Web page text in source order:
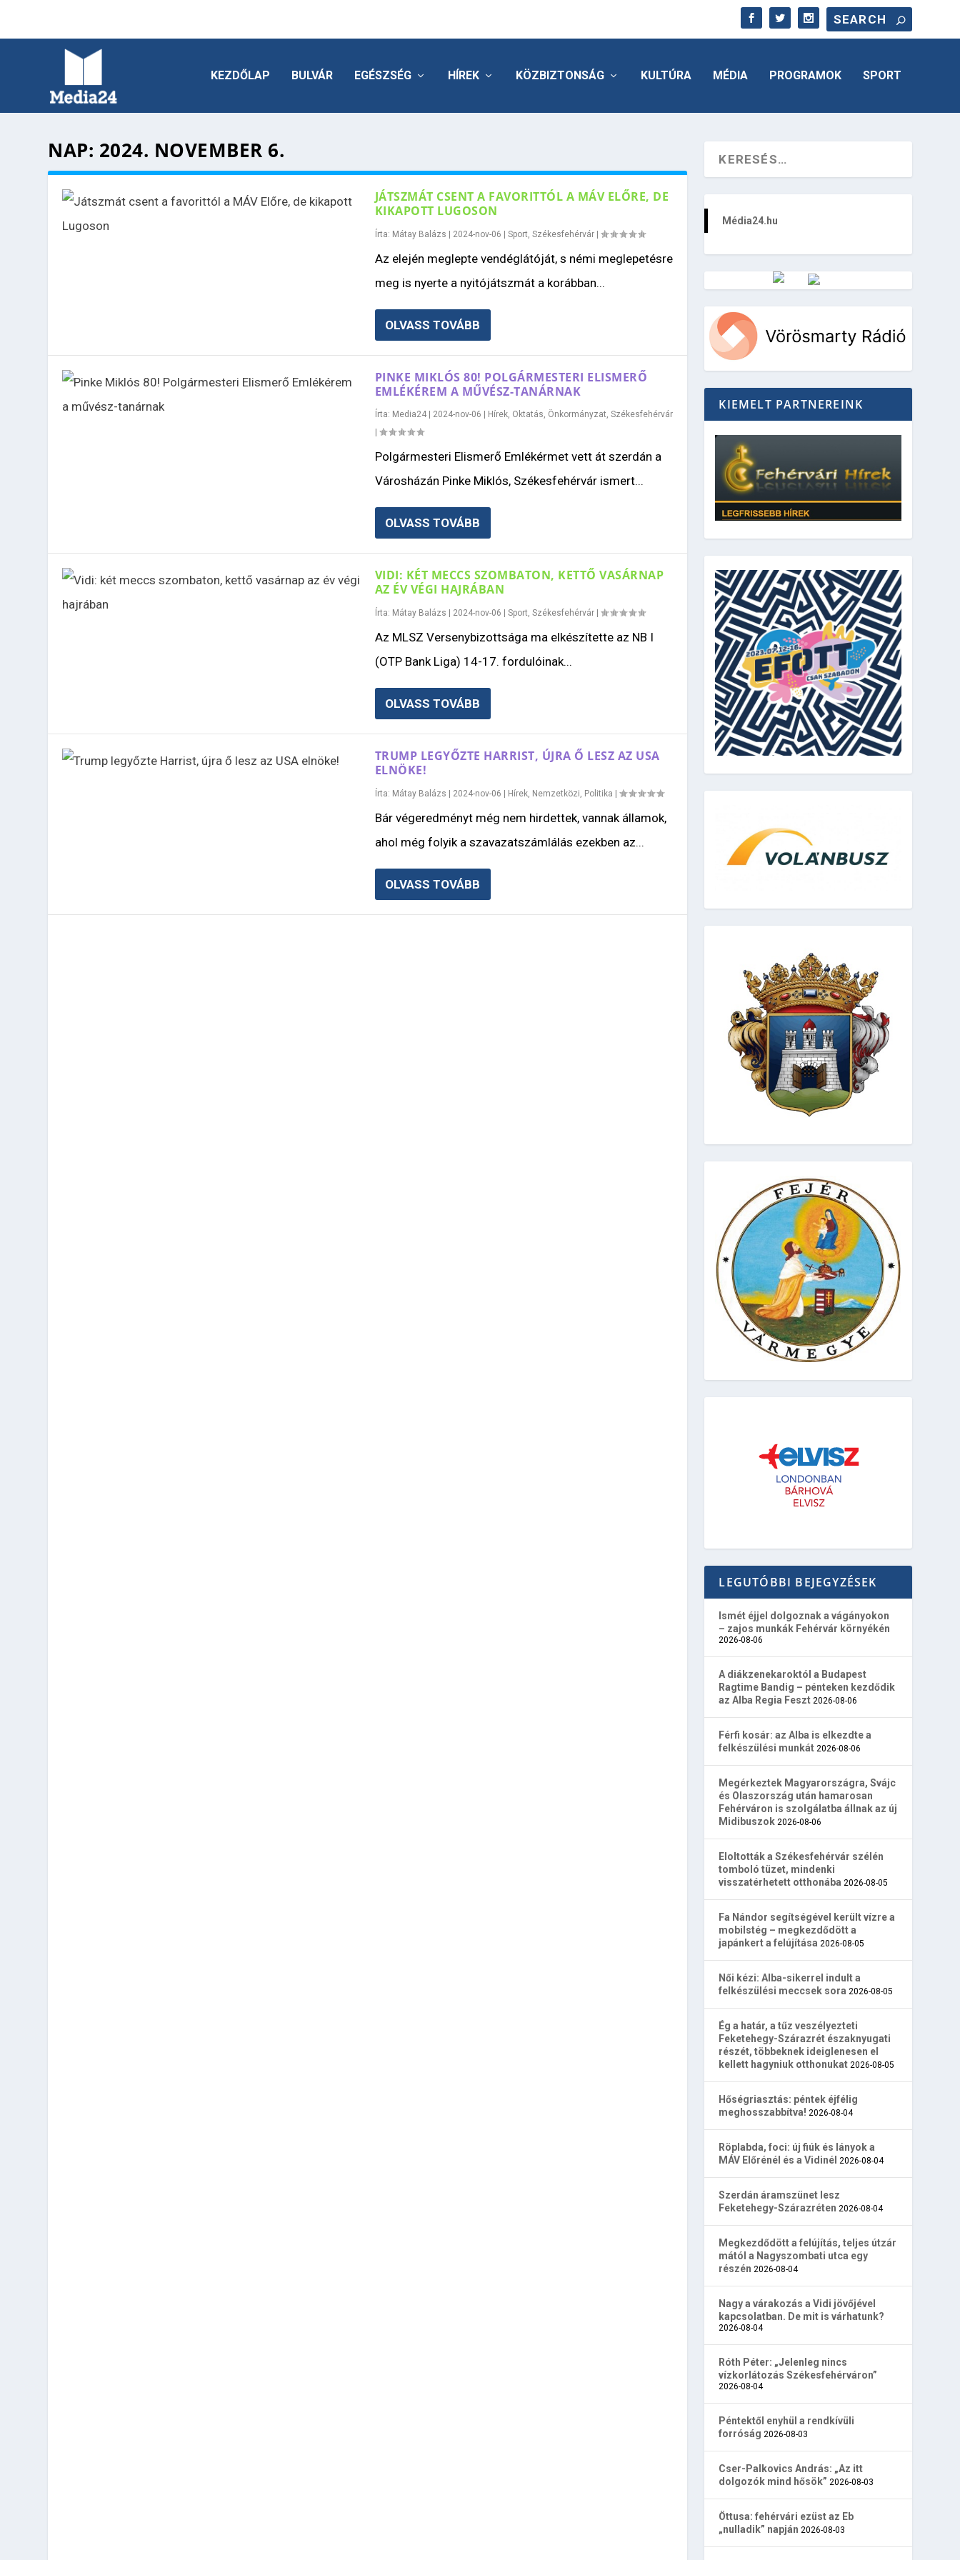
KEZDŐLAP BULVÁR EGÉSZSÉG HÍREK KÖZBIZTONSÁG KULTÚRA MÉDIA PROGRAMOK SPORT
NAP: 2024. NOVEMBER 6.
JÁTSZMÁT CSENT A FAVORITTÓL A MÁV ELŐRE, DE
KIKAPOTT LUGOSON
Írta: Mátay Balázs 2024-nov-06 Sport, Székesfehérvár|
Az elején meglepte vendéglátóját, s némi meglepetésre
meg is nyerte a nyitójátszmát a korábban...
OLVASS TOVÁBB
PINKE MIKLÓS 80! POLGÁRMESTERI ELISMERŐ
EMLÉKÉREM A MŰVÉSZ-TANÁRNAK
Írta: Media24| 2024-nov-06 Hírek, Oktatás, Önkormányzat, Székesfehérvár
Polgármesteri Elismerő Emlékérmet vett át szerdán a
Városházán Pinke Miklós, Székesfehérvár ismert...
OLVASS TOVÁBB
VIDI: KÉT MECCS SZOMBATON, KETTŐ VASÁRNAP
AZ ÉV VÉGI HAJRÁBAN
Írta: Mátay Balázs 2024-nov-06 Sport, Székesfehérvár|
Az MLSZ Versenybizottsága ma elkészítette az NB I
(OTP Bank Liga) 14-17. fordulóinak...
OLVASS TOVÁBB
TRUMP LEGYŐZTE HARRIST, ÚJRA Ő LESZ AZ USA
ELNÖKE!
Írta: Mátay Balázs 2024-nov-06 Hírek, Nemzetközi, Politika
Bár végeredményt még nem hirdettek, vannak államok,
ahol még folyik a szavazatszámlálás ezekben az...
OLVASS TOVÁBB
Média24.hu
Vörösmarty Rádió
KIEMELT PARTNEREINK
LEGUTÓBBI BEJEGYZÉSEK
Ismét éjjel dolgoznak a vágányokon
– zajos munkák Fehérvár környékén
2026-08-06
A diákzenekaroktól a Budapest
Ragtime Bandig – pénteken kezdődik
az Alba Regia Feszt 2026-08-06
Férfi kosár: az Alba is elkezdte a
felkészülési munkát 2026-08-06
Megérkeztek Magyarországra, Svájc
és Olaszország után hamarosan
Fehérváron is szolgálatba állnak az új
Midibuszok 2026-08-06
Eloltották a Székesfehérvár szélén
tomboló tüzet, mindenki
visszatérhetett otthonába 2026-08-05
Fa Nándor segítségével került vízre a
mobilstég – megkezdődött a
japánkert a felújítása 2026-08-05
Női kézi: Alba-sikerrel indult a
felkészülési meccsek sora 2026-08-05
Ég a határ, a tűz veszélyezteti
Feketehegy-Szárazrét északnyugati
részét, többeknek ideiglenesen el
kellett hagyniuk otthonukat 2026-08-05
Hőségriasztás: péntek éjfélig
meghosszabbítva! 2026-08-04
Röplabda, foci: új fiúk és lányok a
MÁV Előrénél és a Vidinél 2026-08-04
Szerdán áramszünet lesz
Feketehegy-Szárazréten 2026-08-04
Megkezdődött a felújítás, teljes útzár
mától a Nagyszombati utca egy
részén 2026-08-04
Nagy a várakozás a Vidi jövőjével
kapcsolatban. De mit is várhatunk?
2026-08-04
Róth Péter: „Jelenleg nincs
vízkorlátozás Székesfehérváron”
2026-08-04
Péntektől enyhül a rendkívüli
forróság 2026-08-03
Cser-Palkovics András: „Az itt
dolgozók mind hősök” 2026-08-03
Öttusa: fehérvári ezüst az Eb
„nulladik” napján 2026-08-03